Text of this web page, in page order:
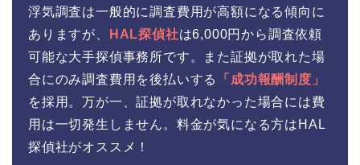
浮気調査は一般的に調査費用が高額になる傾向に
ありますが、
HAL探偵社は6,000円から調査依頼
可能な大手探偵事務所です。また証拠が取れた場
合にのみ調査費用を後払いする
「成功報酬制度」
を採用。万が一、証拠が取れなかった場合には費
用は一切発生しません。料金が気になる方はHAL
探偵社がオススメ！